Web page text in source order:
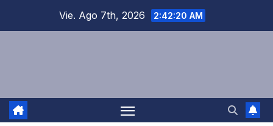
Vie. Ago 7th, 2026 2:42:20 AM